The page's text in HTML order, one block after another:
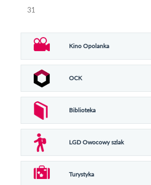
31
Kino Opolanka
OCK
Biblioteka
LGD Owocowy szlak
Turystyka